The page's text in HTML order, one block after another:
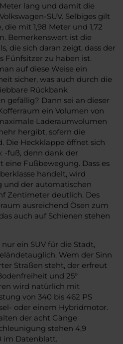
lang und damit die
SUV. Selbiges gilt
mit 1,98 Meter und 1,72
Bemerkenswert ist die
die sich daran zeigt, dass der
Fünfsitzer zu haben ist.
auf diese Weise ein
sicher, was auch durch die
Rückbank
gefällig? Dann sei an dieser
ein Volumen von
Laderaumvolumen
hergibt, sofern die
Die Heckklappe öffnet sich
-fuß, denn dank der
eine Fußbewegung. Dass es
handelt, wird
und der automatischen
Zentimeter deutlich. Des
ausreichend Ösen zum
auch auf Schienen stehen
ein SUV für die Stadt,
Wem der Sinn
Straßen steht, der erfreut
und 25°
wird natürlich mit
von 340 bis 462 PS
oder einem Hybridmotor.
der acht Gänge
stehen 4,9
im Datenblatt.